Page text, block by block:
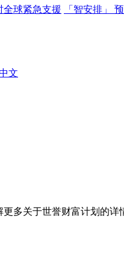
全球紧急支援
「智安排」
文
多关于世誉财富计划的详